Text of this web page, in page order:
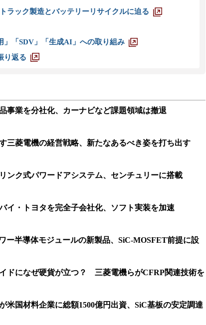
ラック製造とバッテリーリサイクルに迫る
」「SDV」「生成AI」への取り組み
り返る
事業を分社化、カーナビなど課題領域は撤退
三菱電機の経営戦略、新たなあるべき姿を打ち出す
ンク式パワードアシステム、センチュリーに搭載
イ・トヨタを完全子会社化、ソフト実装を加速
ー半導体モジュールの新製品、SiC-MOSFET前提に設
ドになぜ硬貨が立つ？ 三菱電機らがCFRP関連技術を
米国材料企業に総額1500億円出資、SiC基板の安定調達